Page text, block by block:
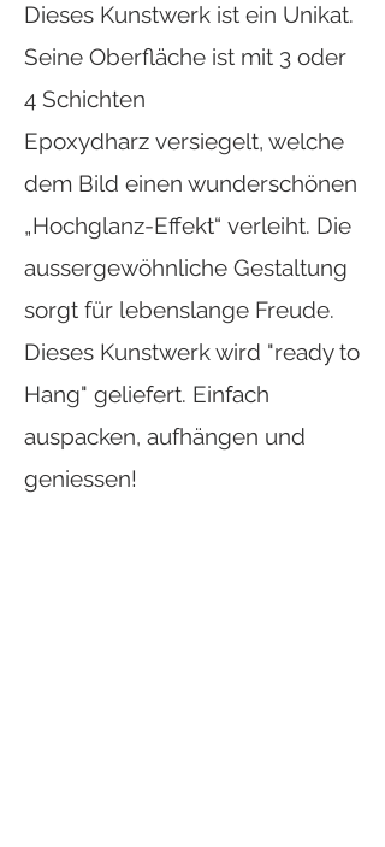
Dieses Kunstwerk ist ein Unikat.
Seine Oberfläche ist mit 3 oder
4 Schichten
Epoxydharz versiegelt, welche
dem Bild einen wunderschönen
„Hochglanz-Effekt“ verleiht. Die
aussergewöhnliche Gestaltung
sorgt für lebenslange Freude.
Dieses Kunstwerk wird "ready to
Hang" geliefert. Einfach
auspacken, aufhängen und
geniessen!